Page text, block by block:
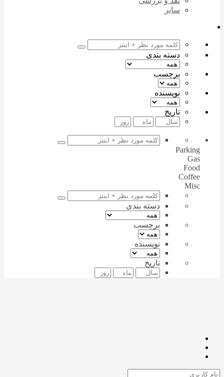
سایر
دسته بندی
برچسب
نویسنده
تاریخ
Parking
Coffee
دسته بندی
برچسب
نویسنده
تاریخ